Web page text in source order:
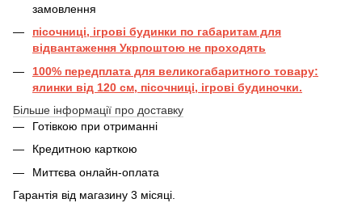
замовлення
пісочниці, ігрові будинки по габаритам для
відвантаження Укрпоштою не проходять
100% передплата для великогабаритного товару:
ялинки від 120 см, пісочниці, ігрові будиночки.
Більше інформації про доставку
Готівкою при отриманні
Кредитною карткою
Миттєва онлайн-оплата
Гарантія від магазину 3 місяці.